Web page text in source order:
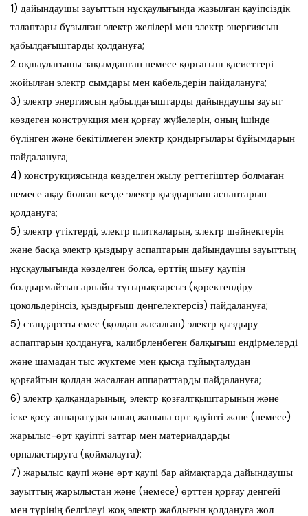
1) дайындаушы зауыттың нұсқаулығында жазылған қауіпсіздік
талаптары бұзылған электр желілері мен электр энергиясын
қабылдағыштарды қолдануға;
2 оқшаулағышы зақымданған немесе қорғағыш қасиеттері
жойылған электр сымдары мен кабельдерін пайдалануға;
3) электр энергиясын қабылдағыштарды дайындаушы зауыт
көздеген конструкция мен қорғау жүйелерін, оның ішінде
бүлінген және бекітілмеген электр қондырғылары бұйымдарын
пайдалануға;
4) конструкциясында көзделген жылу реттегіштер болмаған
немесе ақау болған кезде электр қыздырғыш аспаптарын
қолдануға;
5) электр үтіктерді, электр плиткаларын, электр шәйнектерін
және басқа электр қыздыру аспаптарын дайындаушы зауыттың
нұсқаулығында көзделген болса, өрттің шығу қаупін
болдырмайтын арнайы тұғырықтарсыз (қоректендіру
цокольдерінсіз, қыздырғыш дөңгелектерсіз) пайдалануға;
5) стандартты емес (қолдан жасалған) электр қыздыру
аспаптарын қолдануға, калибрленбеген балқығыш ендірмелерді
және шамадан тыс жүктеме мен қысқа тұйықталудан
қорғайтын қолдан жасалған аппараттарды пайдалануға;
6) электр қалқандарының, электр қозғалтқыштарының және
іске қосу аппаратурасының жанына өрт қауіпті және (немесе)
жарылыс-өрт қауіпті заттар мен материалдарды
орналастыруға (қоймалауға);
7) жарылыс қаупі және өрт қаупі бар аймақтарда дайындаушы
зауыттың жарылыстан және (немесе) өрттен қорғау деңгейі
мен түрінің белгілеуі жоқ электр жабдығын қолдануға жол